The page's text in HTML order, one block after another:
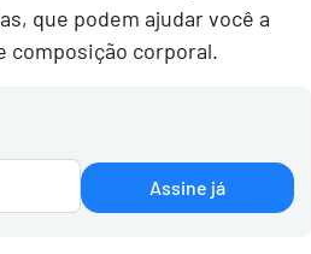
que podem ajudar você a
composição corporal.
Assine já